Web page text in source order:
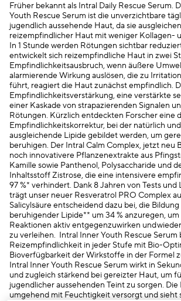
Früher bekannt als Intral Daily Rescue Serum.
Youth Rescue Serum ist die unverzichtbare
jugendlich aussehende Haut, da sie
reizempfindlicher Haut mit weniger Kollagen-
In 1 Stunde werden Rötungen sichtbar
entwickelt sich reizempfindliche Haut in zwei
Empfindlichkeitsausbruch, wenn äußere
alarmierende Wirkung auslösen, die zu
führt, reagiert die Haut zunächst empfindlich.
Empfindlichkeitsverstärkung, eine verstärkte
einer Kaskade von strapazierenden Signalen
Rötungen. Kürzlich entdeckten Forscher eine
Empfindlichkeitskorrektur, bei der natürlich
ausgleichende Lipide gebildet werden, um
beruhigen. Der Intral Calm Complex, jetzt neu
noch innovativere Pflanzenextrakte aus
Kamille sowie Panthenol, Polysaccharide und
Inhaltsstoff Zistrose, die eine intensivere
97 %* verhindert. Dank 8 Jahren von Tests und
trägt unser neuer Resveratrol PRO Complex
Salicylsäure entscheidend dazu bei, die
beruhigender Lipide** um 34 % anzuregen, um
Reaktionen aktiv entgegenzuwirken und
zu verleihen. Intral Inner Youth Rescue Serum
Reizempfindlichkeit in jeder Stufe mit Bio-
Bioverfügbarkeit der Wirkstoffe in der Formel
Intral Inner Youth Rescue Serum wirkt in
und zugleich stärkend bei gereizter Haut, um
jugendlicher aussehenden Teint zu sorgen.
umgehend mit Feuchtigkeit versorgt und sieht